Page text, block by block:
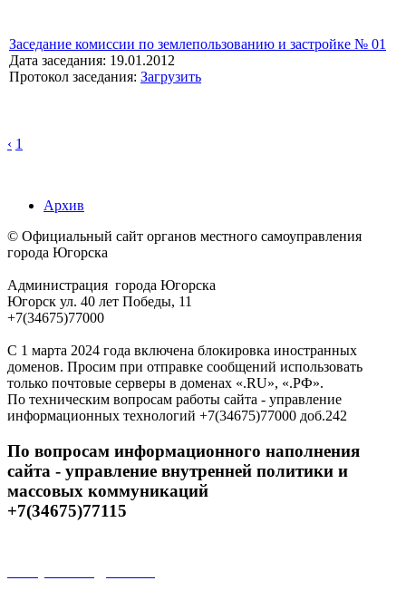
Заседание комиссии по землепользованию и застройке № 01
Дата заседания: 19.01.2012
Протокол заседания: Загрузить
‹ 1
Архив
© Официальный сайт органов местного самоуправления
города Югорска
Администрация города Югорска
Югорск ул. 40 лет Победы, 11
+7(34675)77000
С 1 марта 2024 года включена блокировка иностранных
доменов. Просим при отправке сообщений использовать
только почтовые серверы в доменах «.RU», «.РФ».
По техническим вопросам работы сайта - управление
информационных технологий +7(34675)77000 доб.242
По вопросам информационного наполнения
сайта - управление внутренней политики и
массовых коммуникаций
+7(34675)77115